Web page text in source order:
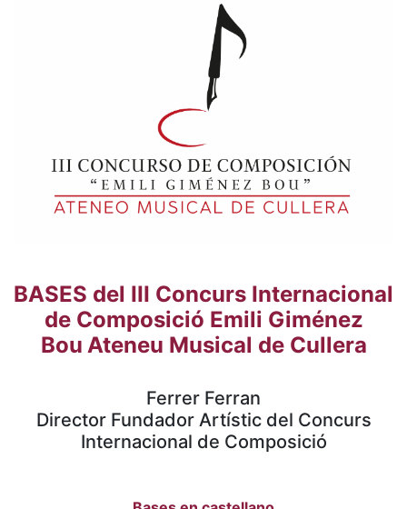
BASES del III Concurs Internacional
de Composició Emili Giménez
Bou Ateneu Musical de Cullera
Ferrer Ferran
Director Fundador Artístic del Concurs
Internacional de Composició